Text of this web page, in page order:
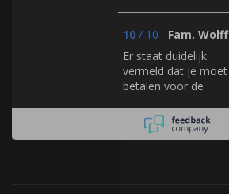
10 / 10
Fam. Wolff
Er staat duidelijk
vermeld dat je moet
betalen voor de
rechtstreeks bij de
merken worden